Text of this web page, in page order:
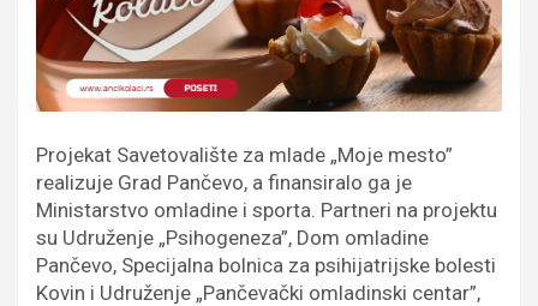
Projekat Savetovalište za mlade „Moje mesto”
realizuje Grad Pančevo, a finansiralo ga je
Ministarstvo omladine i sporta. Partneri na projektu
su Udruženje „Psihogeneza”, Dom omladine
Pančevo, Specijalna bolnica za psihijatrijske bolesti
Kovin i Udruženje „Pančevački omladinski centar”,